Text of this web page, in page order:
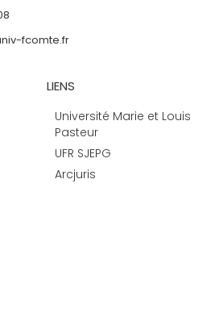
fcomte.fr
LIENS
Université Marie et Louis
Pasteur
UFR SJEPG
Arcjuris